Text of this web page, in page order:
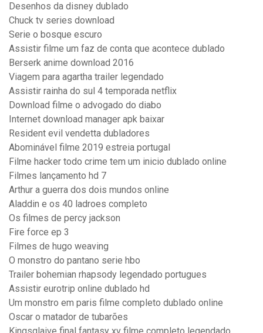
Desenhos da disney dublado
Chuck tv series download
Serie o bosque escuro
Assistir filme um faz de conta que acontece dublado
Berserk anime download 2016
Viagem para agartha trailer legendado
Assistir rainha do sul 4 temporada netflix
Download filme o advogado do diabo
Internet download manager apk baixar
Resident evil vendetta dubladores
Abominável filme 2019 estreia portugal
Filme hacker todo crime tem um inicio dublado online
Filmes lançamento hd 7
Arthur a guerra dos dois mundos online
Aladdin e os 40 ladroes completo
Os filmes de percy jackson
Fire force ep 3
Filmes de hugo weaving
O monstro do pantano serie hbo
Trailer bohemian rhapsody legendado portugues
Assistir eurotrip online dublado hd
Um monstro em paris filme completo dublado online
Oscar o matador de tubarões